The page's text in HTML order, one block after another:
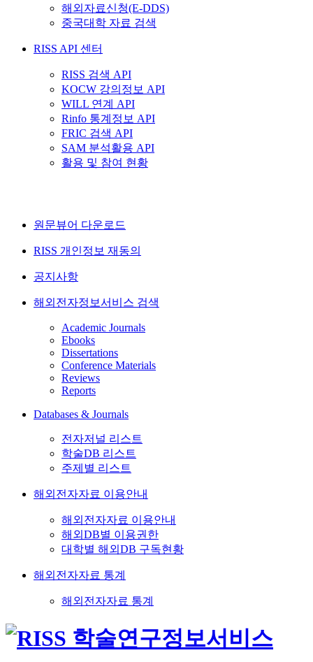
해외자료신청(E-DDS)
중국대학 자료 검색
RISS API 센터
RISS 검색 API
KOCW 강의정보 API
WILL 연계 API
Rinfo 통계정보 API
FRIC 검색 API
SAM 분석활용 API
활용 및 참여 현황
원문뷰어 다운로드
RISS 개인정보 재동의
공지사항
해외전자정보서비스 검색
Academic Journals
Ebooks
Dissertations
Conference Materials
Reviews
Reports
Databases & Journals
전자저널 리스트
학술DB 리스트
주제별 리스트
해외전자자료 이용안내
해외전자자료 이용안내
해외DB별 이용권한
대학별 해외DB 구독현황
해외전자자료 통계
해외전자자료 통계